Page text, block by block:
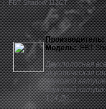
FBT Shadow 112CT
Производитель:
Модель:FBT
Двухполосная
акустическая
звуковой
звуковой
124 Дб.